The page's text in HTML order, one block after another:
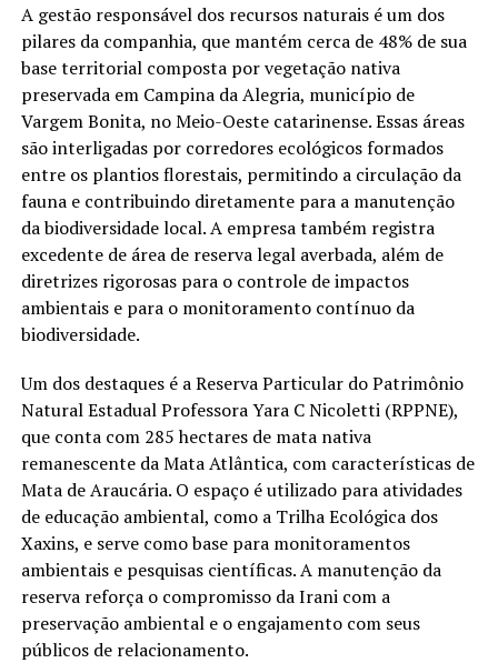
A gestão responsável dos recursos naturais é um dos
pilares da companhia, que mantém cerca de 48% de sua
base territorial composta por vegetação nativa
preservada em Campina da Alegria, município de
Vargem Bonita, no Meio-Oeste catarinense. Essas áreas
são interligadas por corredores ecológicos formados
entre os plantios florestais, permitindo a circulação da
fauna e contribuindo diretamente para a manutenção
da biodiversidade local. A empresa também registra
excedente de área de reserva legal averbada, além de
diretrizes rigorosas para o controle de impactos
ambientais e para o monitoramento contínuo da
biodiversidade.
Um dos destaques é a Reserva Particular do Patrimônio
Natural Estadual Professora Yara C Nicoletti (RPPNE),
que conta com 285 hectares de mata nativa
remanescente da Mata Atlântica, com características de
Mata de Araucária. O espaço é utilizado para atividades
de educação ambiental, como a Trilha Ecológica dos
Xaxins, e serve como base para monitoramentos
ambientais e pesquisas científicas. A manutenção da
reserva reforça o compromisso da Irani com a
preservação ambiental e o engajamento com seus
públicos de relacionamento.